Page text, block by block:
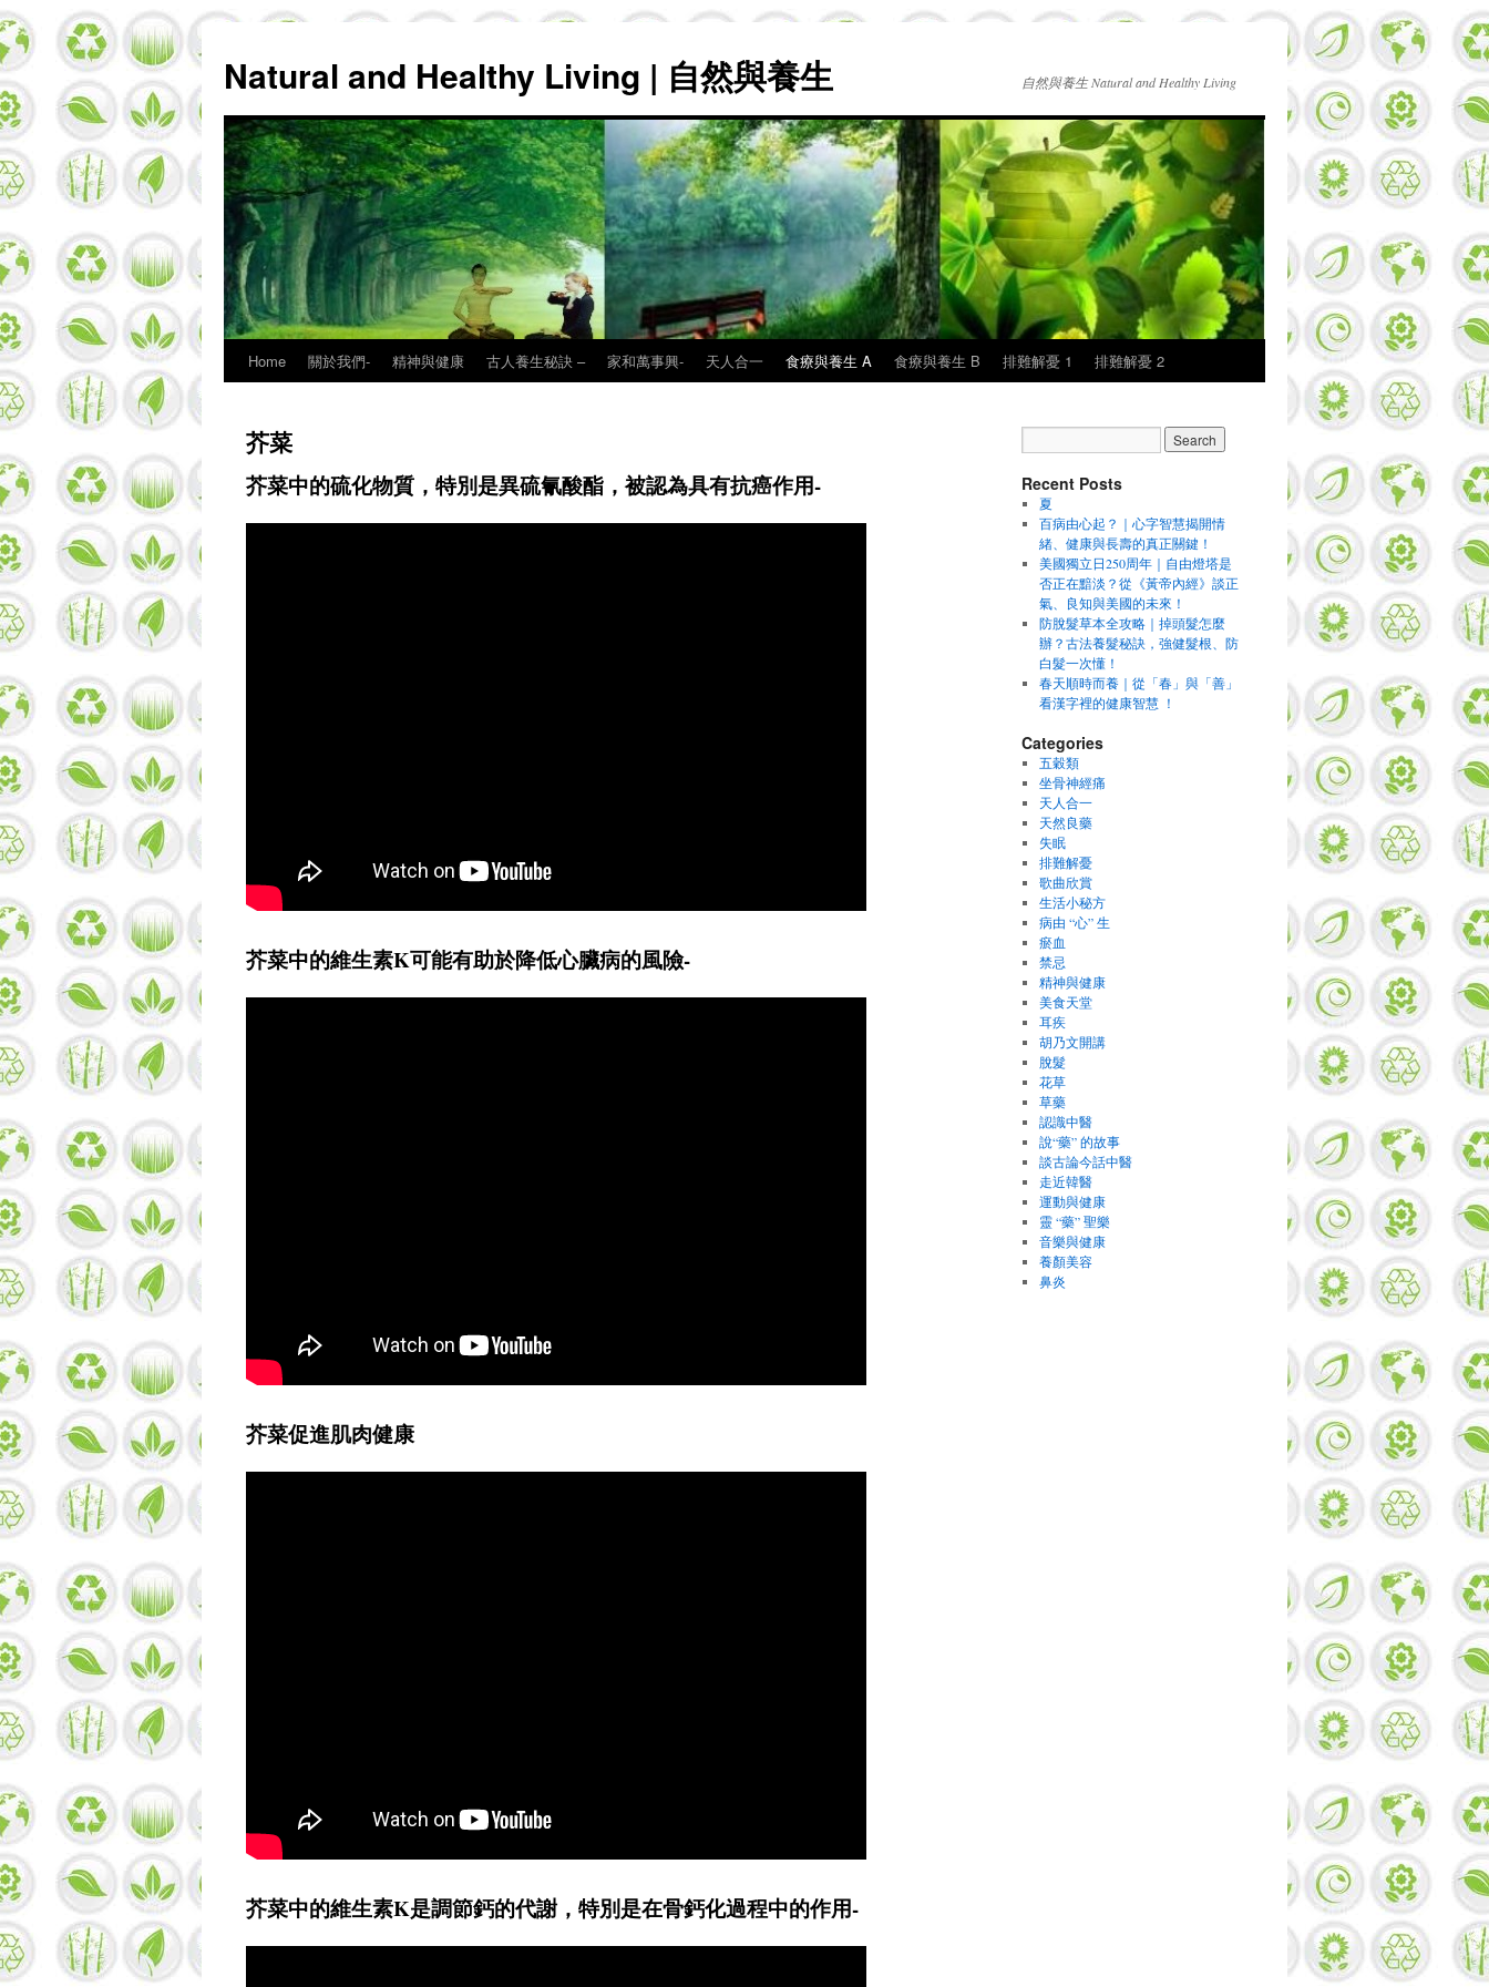
Natural and Healthy Living | 自然與養生 自然與養生 Natural and Healthy Living
Skip
content
Home 關於我們- 精神與健康 古人養生秘訣 – 家和萬事興- 天人合一 食療與養生 A 食療與養生 B 排難解憂 1 排難解憂 2
芥菜
芥菜中的硫化物質，特別是異硫氰酸酯，被認為具有抗癌作用-
芥菜中的維生素K可能有助於降低心臟病的風險-
芥菜促進肌肉健康
芥菜中的維生素K是調節鈣的代謝，特別是在骨鈣化過程中的作用-
Recent Posts
夏
百病由心起？｜心字智慧揭開情
緒、健康與長壽的真正關鍵！
美國獨立日250周年｜自由燈塔是
否正在黯淡？從《黃帝內經》談正
氣、良知與美國的未來！
防脫髮草本全攻略｜掉頭髮怎麼
辦？古法養髮秘訣，強健髮根、防
白髮一次懂！
春天順時而養｜從「春」與「善」
看漢字裡的健康智慧 ！
Categories
五穀類
坐骨神經痛
天人合一
天然良藥
失眠
排難解憂
歌曲欣賞
生活小秘方
病由 “心” 生
瘀血
禁忌
精神與健康
美食天堂
耳疾
胡乃文開講
脫髮
花草
草藥
認識中醫
說“藥” 的故事
談古論今話中醫
走近韓醫
運動與健康
靈 “藥” 聖樂
音樂與健康
養顏美容
鼻炎